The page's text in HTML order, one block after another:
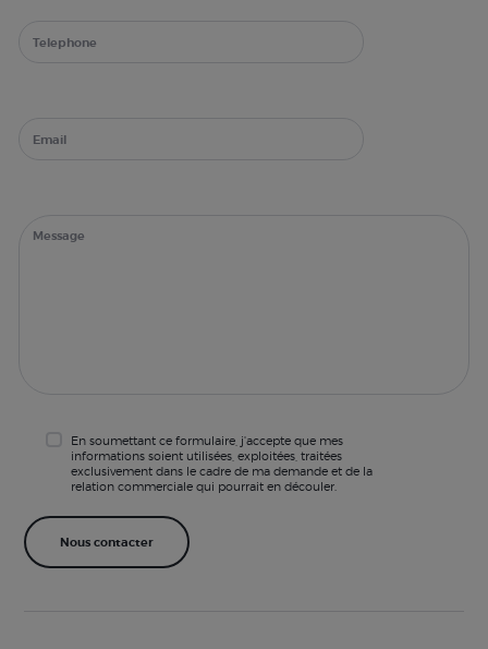
En soumettant ce formulaire, j'accepte que mes
informations soient utilisées, exploitées, traitées
exclusivement dans le cadre de ma demande et de la
relation commerciale qui pourrait en découler.